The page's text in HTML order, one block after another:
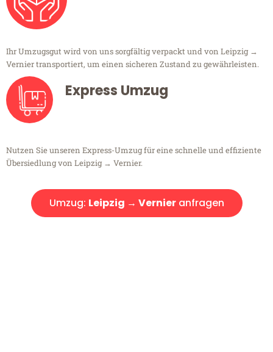
Ihr Umzugsgut wird von uns sorgfältig verpackt und von Leipzig →
Vernier transportiert, um einen sicheren Zustand zu gewährleisten.
Express Umzug
Nutzen Sie unseren Express-Umzug für eine schnelle und effiziente
Übersiedlung von Leipzig → Vernier.
Umzug: Leipzig → Vernieranfragen